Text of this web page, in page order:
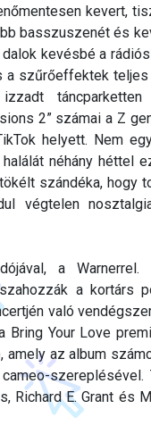
kevert,
basszuszenét és
kevésbé a
a szűrőeffektek teljes
táncparketten
2” számai a Z
helyett. Nem
néhány héttel
szándéka, hogy
végtelen
a
a kortárs
való
Bring Your Love
amely az album
szereplésével.
Richard E. Grant és